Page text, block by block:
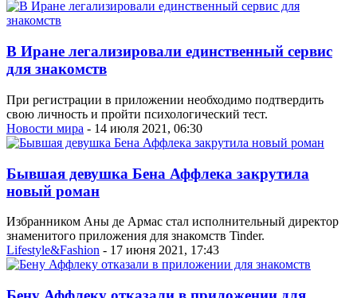
В Иране легализировали единственный сервис
для знакомств
При регистрации в приложении необходимо подтвердить
свою личность и пройти психологический тест.
Новости мира - 14 июля 2021, 06:30
Бывшая девушка Бена Аффлека закрутила
новый роман
Избранником Аны де Армас стал исполнительный директор
знаменитого приложения для знакомств Tinder.
Lifestyle&Fashion - 17 июня 2021, 17:43